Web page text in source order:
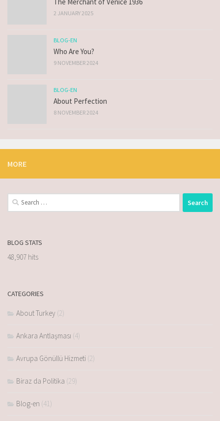
2 JANUARY 2025
BLOG-EN
Who Are You?
9 NOVEMBER 2024
BLOG-EN
About Perfection
8 NOVEMBER 2024
MORE
BLOG STATS
48,907 hits
CATEGORIES
About Turkey (2)
Ankara Antlaşması (4)
Avrupa Gönüllü Hizmeti (2)
Biraz da Politika (29)
Blog-en (41)